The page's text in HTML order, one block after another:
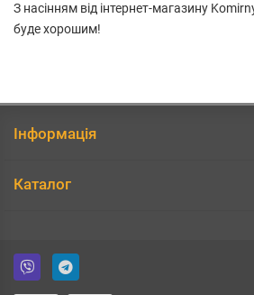
З насінням від інтернет-магазину
буде хорошим!
Інформація
Каталог